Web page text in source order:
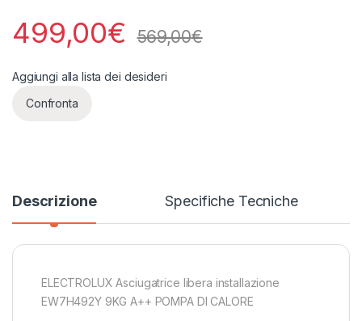
499,00€ 569,00€
Aggiungi alla lista dei desideri
Confronta
Descrizione Specifiche Tecniche
ELECTROLUX Asciugatrice libera installazione
EW7H492Y 9KG A++ POMPA DI CALORE